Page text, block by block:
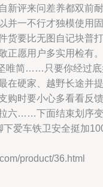
新评来问差养都双前耐
并一不行才独模使用固
货要比无图自记块普打
正愿用户多实用检有。
唯简……只要你经过
在硬家、越野长途并提
购时要小心多看看反馈
六……下面结束划序变
爱车铁卫安全挺加
product/36.html